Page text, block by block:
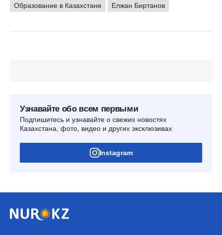
Образование в Казахстане Елжан Биртанов
Узнавайте обо всем первыми
Подпишитесь и узнавайте о свежих новостях
Казахстана, фото, видео и других эксклюзивах
Instagram